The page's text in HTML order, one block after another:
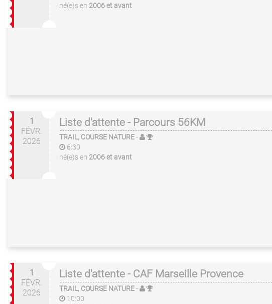
né(e)s en 2006 et avant
1
FÉVR.
2026
Liste d'attente - Parcours 56KM
TRAIL, COURSE NATURE-
6:30
né(e)s en 2006 et avant
1
FÉVR.
2026
Liste d'attente - CAF Marseille Provence
TRAIL, COURSE NATURE-
10:00